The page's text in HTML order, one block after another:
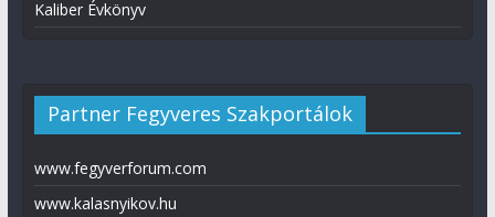
Kaliber Évkönyv
Partner Fegyveres Szakportálok
www.fegyverforum.com
www.kalasnyikov.hu